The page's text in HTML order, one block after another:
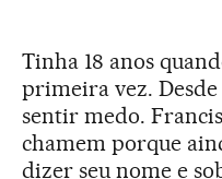
Tinha 18 anos
primeira vez.
sentir medo.
chamem porque
dizer seu nome e